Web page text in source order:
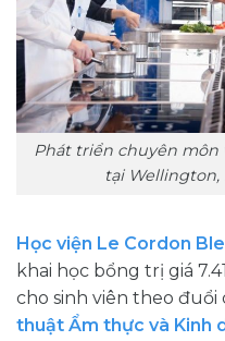
Phát triển chuyên môn
tại Wellington,
Học viện Le Cordon
khai học bổng trị giá
cho sinh viên theo
thuật Ẩm thực và Kinh